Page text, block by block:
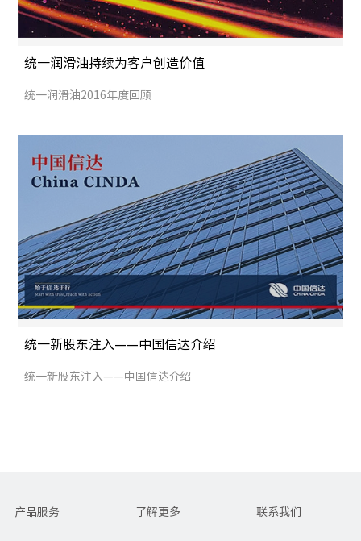
统一润滑油持续为客户创造价值
统一润滑油2016年度回顾
统一新股东注入——中国信达介绍
统一新股东注入——中国信达介绍
产品服务 了解更多 联系我们